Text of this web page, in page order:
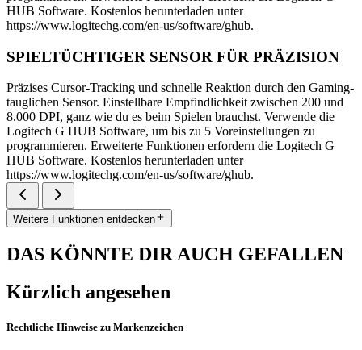
HUB Software. Kostenlos herunterladen unter
https://www.logitechg.com/en-us/software/ghub.
SPIELTÜCHTIGER SENSOR FÜR PRÄZISION
Präzises Cursor-Tracking und schnelle Reaktion durch den Gaming-
tauglichen Sensor. Einstellbare Empfindlichkeit zwischen 200 und
8.000 DPI, ganz wie du es beim Spielen brauchst. Verwende die
Logitech G HUB Software, um bis zu 5 Voreinstellungen zu
programmieren. Erweiterte Funktionen erfordern die Logitech G
HUB Software. Kostenlos herunterladen unter
https://www.logitechg.com/en-us/software/ghub.
Weitere Funktionen entdecken
DAS KÖNNTE DIR AUCH GEFALLEN
Kürzlich angesehen
Rechtliche Hinweise zu Markenzeichen